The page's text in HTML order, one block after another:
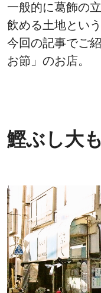
一般的に葛飾の
飲める土地とい
今回の記事でご
お節」のお店。
鰹ぶし大